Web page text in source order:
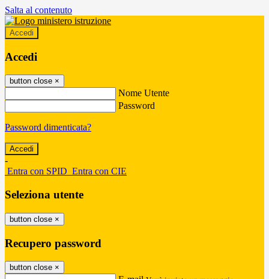
Salta al contenuto
Accedi
Accedi
button close ×
Nome Utente
Password
Password dimenticata?
-
Entra con SPID Entra con CIE
Seleziona utente
button close ×
Recupero password
button close ×